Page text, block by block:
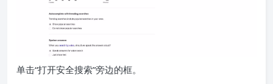
单击“打开安全搜索”旁边的框。